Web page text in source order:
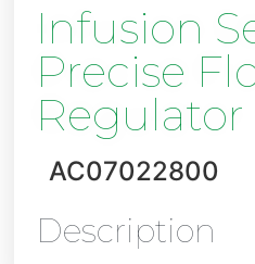
Infusion
Precise
Regulator
AC07022800
Description